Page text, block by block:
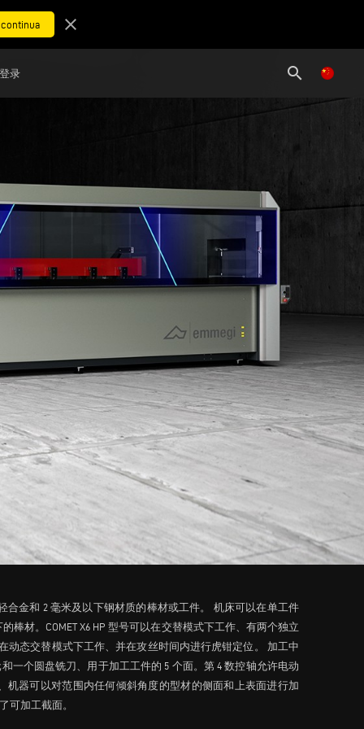
close
登录 search
合金和 2 毫米及以下钢材质的棒材或工件。 机床可以在单工件
棒材。COMET X6 HP 型号可以在交替模式下工作、有两个独立
动态交替模式下工作、并在攻丝时间内进行虎钳定位。 加工中
一个圆盘铣刀、用于加工工件的 5 个面。第 4 数控轴允许电动
机器可以对范围内任何倾斜角度的型材的侧面和上表面进行加
可加工截面。